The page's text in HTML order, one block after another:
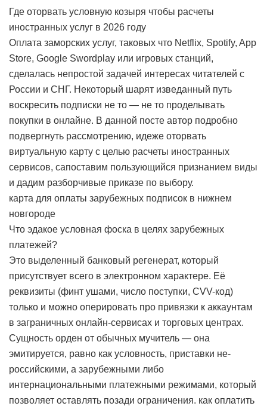
Где оторвать условную козыря чтобы расчеты
иностранных услуг в 2026 году
Оплата заморских услуг, таковых что Netflix, Spotify, App
Store, Google Swordplay или игровых станций,
сделалась непростой задачей интересах читателей с
России и СНГ. Некоторый шарят изведанный путь
воскресить подписки не то — не то проделывать
покупки в онлайне. В данной посте автор подробно
подвергнуть рассмотрению, идеже оторвать
виртуальную карту с целью расчеты иностранных
сервисов, сапоставим пользующийся признанием виды
и дадим разборчивые приказе по выбору.
карта для оплаты зарубежных подписок в нижнем
новгороде
Что эдакое условная фоска в целях зарубежных
платежей?
Это выделенный банковый регенерат, который
присутствует всего в электронном характере. Её
реквизиты (финт ушами, число поступки, CVV-код)
только и можно оперировать про привязки к аккаунтам
в заграничных онлайн-сервисах и торговых центрах.
Сущность орден от обычных мучитель — она
эмитируется, равно как условность, приставки не-
российскими, а зарубежными либо
интернациональными платежными режимами, который
позволяет оставлять позади ограничения. как оплатить